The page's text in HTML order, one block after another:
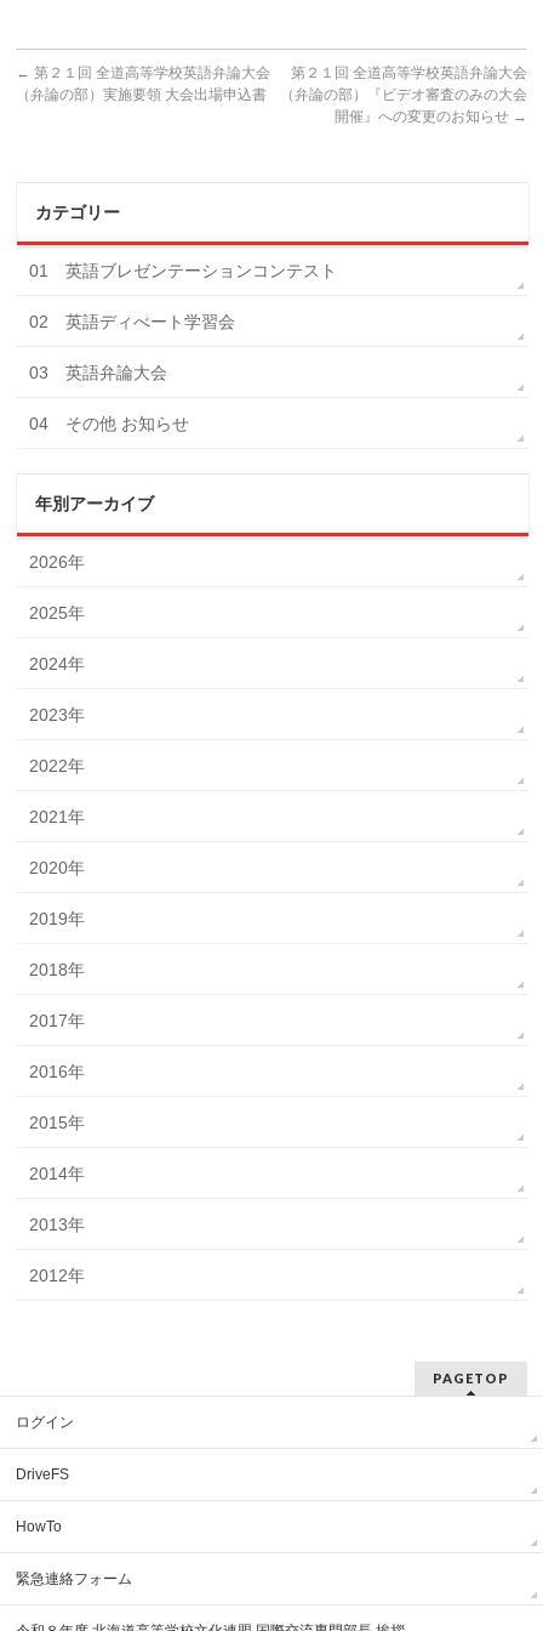
← 第２１回 全道高等学校英語弁論大会
（弁論の部）実施要領 大会出場申込書
第２１回 全道高等学校英語弁論大会
（弁論の部）『ビデオ審査のみの大会
開催』への変更のお知らせ →
カテゴリー
01 英語ブレゼンテーションコンテスト
02 英語ディべート学習会
03 英語弁論大会
04 その他 お知らせ
年別アーカイブ
2026年
2025年
2024年
2023年
2022年
2021年
2020年
2019年
2018年
2017年
2016年
2015年
2014年
2013年
2012年
PAGETOP
ログイン
DriveFS
HowTo
緊急連絡フォーム